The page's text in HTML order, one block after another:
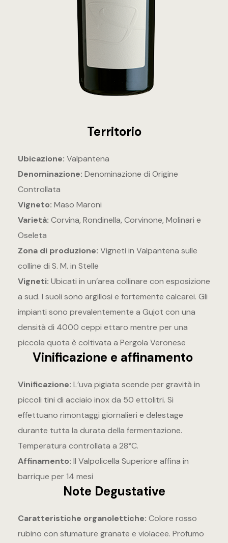
Territorio
Ubicazione: Valpantena
Denominazione: Denominazione di Origine
Controllata
Vigneto: Maso Maroni
Varietà: Corvina, Rondinella, Corvinone, Molinari e
Oseleta
Zona di produzione: Vigneti in Valpantena sulle
colline di S. M. in Stelle
Vigneti: Ubicati in un’area collinare con esposizione
a sud. I suoli sono argillosi e fortemente calcarei. Gli
impianti sono prevalentemente a Gujot con una
densità di 4000 ceppi ettaro mentre per una
piccola quota è coltivata a Pergola Veronese
Vinificazione e affinamento
Vinificazione: L’uva pigiata scende per gravità in
piccoli tini di acciaio inox da 50 ettolitri. Si
effettuano rimontaggi giornalieri e delestage
durante tutta la durata della fermentazione.
Temperatura controllata a 28°C.
Affinamento: Il Valpolicella Superiore affina in
barrique per 14 mesi
Note Degustative
Caratteristiche organolettiche: Colore rosso
rubino con sfumature granate e violacee. Profumo